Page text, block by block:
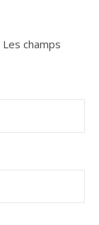
Les champs